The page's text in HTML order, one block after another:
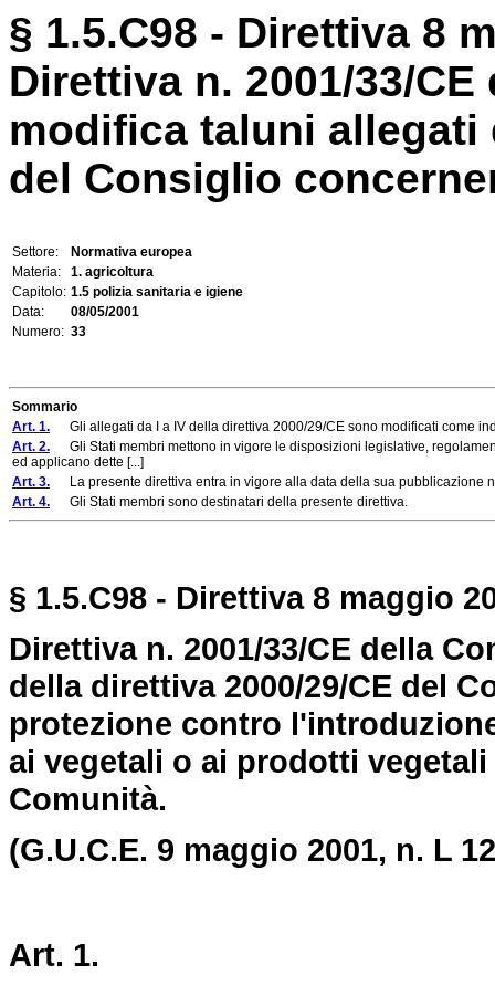
§ 1.5.C98 - Direttiva 8
Direttiva n. 2001/33/
modifica taluni allegati
del Consiglio
Settore:
Normativa europea
Materia:
1. agricoltura
Capitolo: 1.5 polizia sanitaria e igiene
Data:
08/05/2001
Numero: 33
Sommario
Art. 1. Gli allegati da I a IV della direttiva 2000/29/CE sono modificati come
Art. 2. Gli Stati membri mettono in vigore le disposizioni legislative,
ed applicano dette [...]
Art. 3. La presente direttiva entra in vigore alla data della sua pubblicazione
Art. 4. Gli Stati membri sono destinatari della presente direttiva.
§ 1.5.C98 - Direttiva 8 maggio
Direttiva n. 2001/33/CE della
della direttiva 2000/29/CE del
protezione contro
ai vegetali o ai prodotti
Comunità.
(G.U.C.E. 9 maggio 2001, n. L
Art. 1.